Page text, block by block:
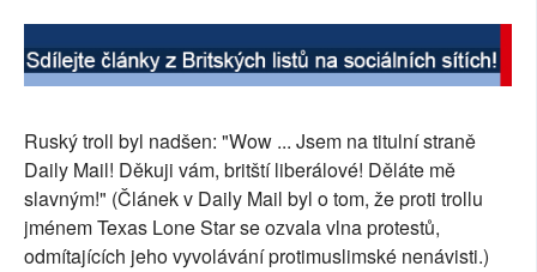
Ruský troll byl nadšen: "Wow ... Jsem na titulní straně
Daily Mail! Děkuji vám, britští liberálové! Děláte mě
slavným!" (Článek v Daily Mail byl o tom, že proti trollu
jménem Texas Lone Star se ozvala vlna protestů,
odmítajících jeho vyvolávání protimuslimské nenávisti.)